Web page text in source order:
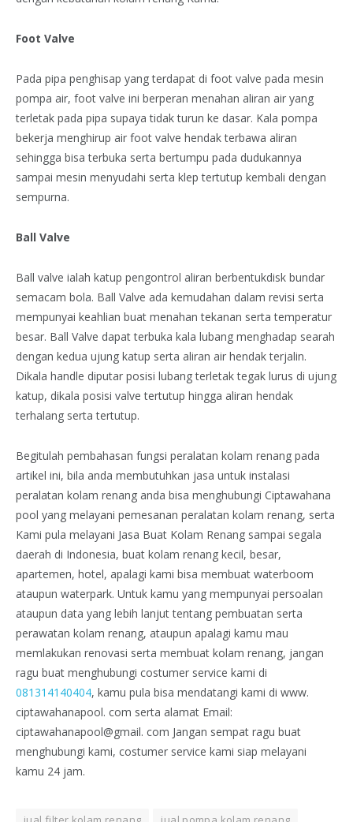
Foot Valve
Pada pipa penghisap yang terdapat di foot valve pada mesin
pompa air, foot valve ini berperan menahan aliran air yang
terletak pada pipa supaya tidak turun ke dasar. Kala pompa
bekerja menghirup air foot valve hendak terbawa aliran
sehingga bisa terbuka serta bertumpu pada dudukannya
sampai mesin menyudahi serta klep tertutup kembali dengan
sempurna.
Ball Valve
Ball valve ialah katup pengontrol aliran berbentukdisk bundar
semacam bola. Ball Valve ada kemudahan dalam revisi serta
mempunyai keahlian buat menahan tekanan serta temperatur
besar. Ball Valve dapat terbuka kala lubang menghadap searah
dengan kedua ujung katup serta aliran air hendak terjalin.
Dikala handle diputar posisi lubang terletak tegak lurus di ujung
katup, dikala posisi valve tertutup hingga aliran hendak
terhalang serta tertutup.
Begitulah pembahasan fungsi peralatan kolam renang pada
artikel ini, bila anda membutuhkan jasa untuk instalasi
peralatan kolam renang anda bisa menghubungi Ciptawahana
pool yang melayani pemesanan peralatan kolam renang, serta
Kami pula melayani Jasa Buat Kolam Renang sampai segala
daerah di Indonesia, buat kolam renang kecil, besar,
apartemen, hotel, apalagi kami bisa membuat waterboom
ataupun waterpark. Untuk kamu yang mempunyai persoalan
ataupun data yang lebih lanjut tentang pembuatan serta
perawatan kolam renang, ataupun apalagi kamu mau
memlakukan renovasi serta membuat kolam renang, jangan
ragu buat menghubungi costumer service kami di
081314140404, kamu pula bisa mendatangi kami di www.
ciptawahanapool. com serta alamat Email:
ciptawahanapool@gmail. com Jangan sempat ragu buat
menghubungi kami, costumer service kami siap melayani
kamu 24 jam.